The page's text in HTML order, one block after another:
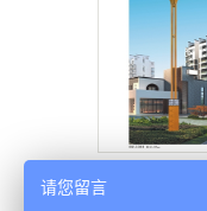
请您留言